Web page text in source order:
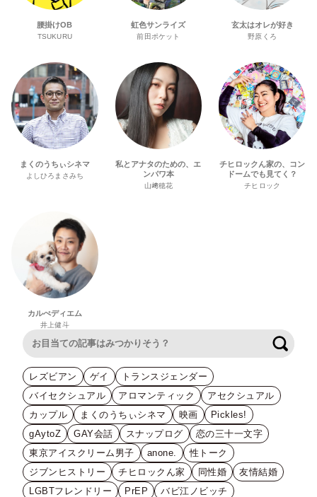
腰掛けOB
TSUKURU
虹色サンライズ
前田ポケット
玄太はオレが好き
野原くろ
まくのうちぃシネマ
よしひろまさみち
私とアナタのための、エ
ンパワ本
山﨑穂花
チヒロックん家の、コン
ドームでも見てく？
チヒロック
カルぺディエム
井上健斗
レズビアン ゲイ
トランスジェンダー
バイセクシュアル
アロマンティック
アセクシュアル
カップル
まくのうちぃシネマ 映画
Pickles!
gAytoZ
GAY会話 スナップログ
恋の三十一文字
東京アイスクリーム男子
anone.
性トーク
ジブンヒストリー
チヒロックん家 同性婚
友情結婚
LGBTフレンドリー
PrEP
バビ江ノビッチ